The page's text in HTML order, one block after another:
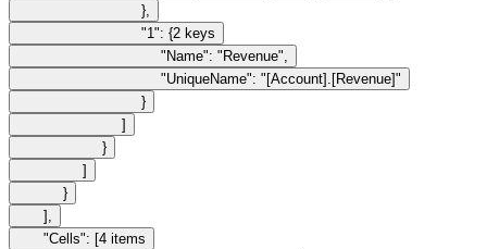
},
"1": {2 keys
"Name": "Revenue",
"UniqueName": "[Account].[Revenue]"
}
]
}
]
}
] ,
"Cells": [4 items